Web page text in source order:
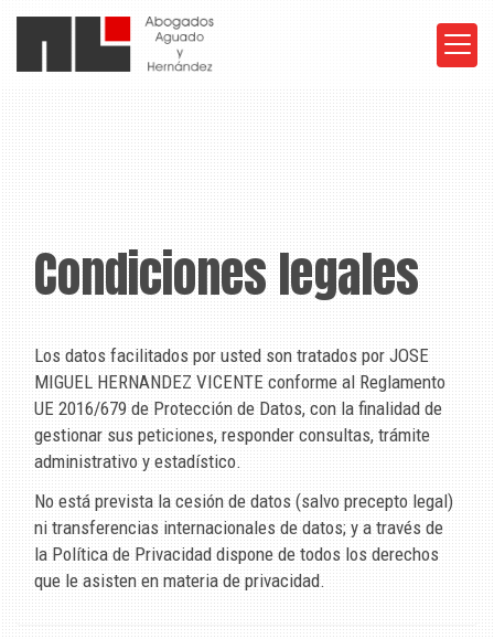
Condiciones legales
Los datos facilitados por usted son tratados porJOSE
MIGUEL HERNANDEZ VICENTEconforme al Reglamento
UE 2016/679 de Protección de Datos, con la finalidad de
gestionar sus peticiones, responder consultas, trámite
administrativo y estadístico.
No está prevista la cesión de datos (salvo precepto legal)
ni transferencias internacionales de datos; y a través de
la Política de Privacidad dispone de todos los derechos
que le asisten en materia de privacidad.